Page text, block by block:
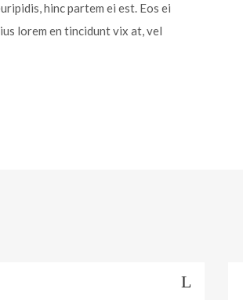
hinc partem ei est. Eos ei
lorem en tincidunt vix at, vel